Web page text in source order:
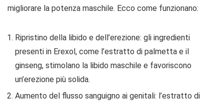
migliorare la potenza maschile. Ecco come funzionano:
Ripristino della libido e dell’erezione: gli ingredienti
presenti in Erexol, come l’estratto di palmetta e il
ginseng, stimolano la libido maschile e favoriscono
un’erezione più solida.
Aumento del flusso sanguigno ai genitali: l’estratto di